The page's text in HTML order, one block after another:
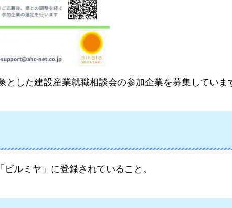
した建設産業就職相談会の参加企業を募集していま
ルミヤ」に登録されていること。